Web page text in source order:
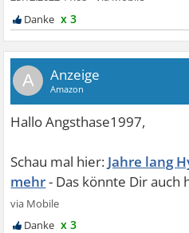
x 3
A
Jahre lang
mehr
x 3